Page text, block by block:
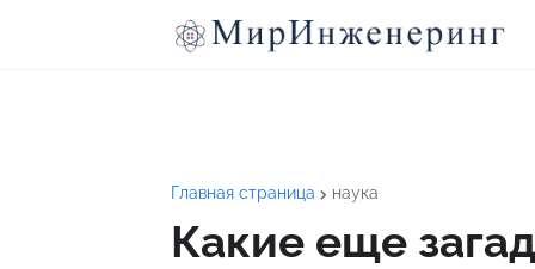
Главная страница наука
Какие еще